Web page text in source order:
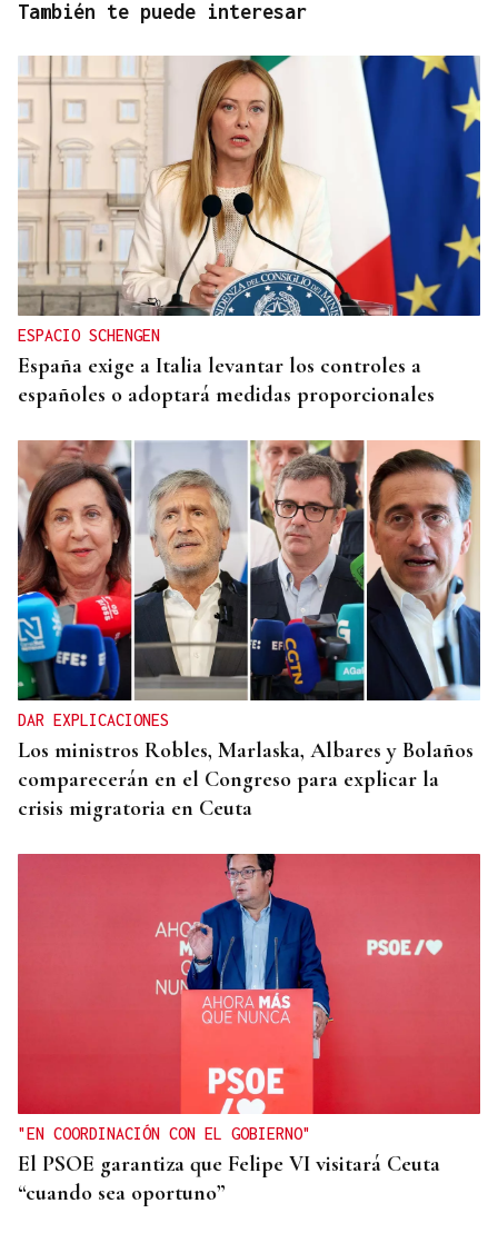
También te puede interesar
ESPACIO SCHENGEN
España exige a Italia levantar los controles a
españoles o adoptará medidas proporcionales
DAR EXPLICACIONES
Los ministros Robles, Marlaska, Albares y Bolaños
comparecerán en el Congreso para explicar la
crisis migratoria en Ceuta
"EN COORDINACIÓN CON EL GOBIERNO"
El PSOE garantiza que Felipe VI visitará Ceuta
“cuando sea oportuno”